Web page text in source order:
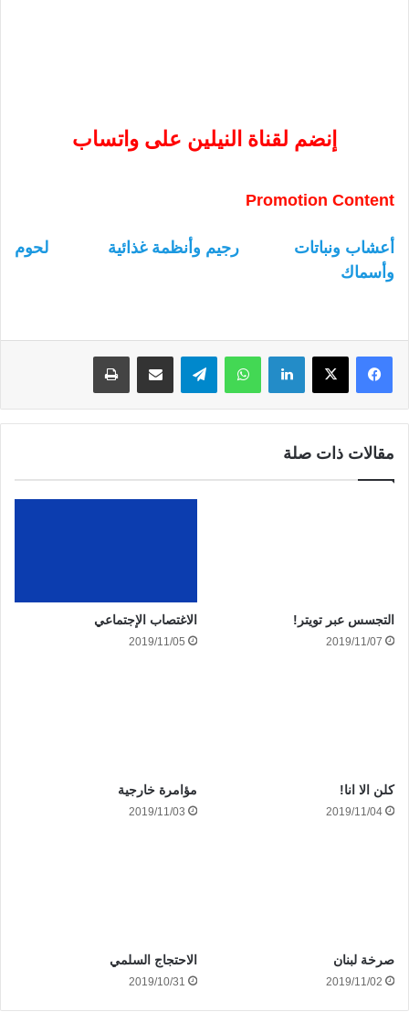
إنضم لقناة النيلين على واتساب
Promotion Content
أعشاب ونباتات رجيم وأنظمة غذائية
لحوم
وأسماك
لينكدإن واتساب
مقالات ذات صلة
التجسس عبر تويتر!
2019/11/07
الاغتصاب الإجتماعي
2019/11/05
كلن الا انا!
2019/11/04
مؤامرة خارجية
2019/11/03
صرخة لبنان
2019/11/02
الاحتجاج السلمي
2019/10/31